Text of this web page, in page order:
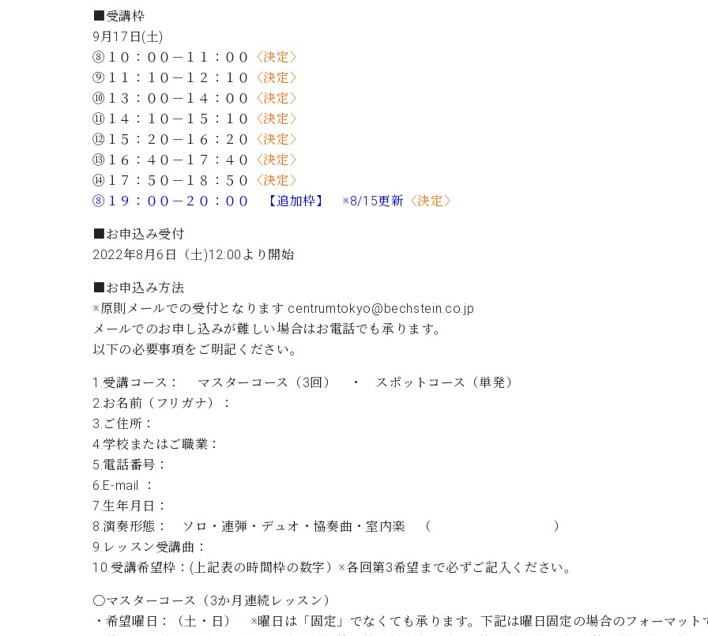
■受講枠
9月17日(土)
⑧１０：００－１１：００
〈決定〉
⑨１１：１０－１２：１０
〈決定〉
⑩１３：００－１４：００
〈決定〉
⑪１４：１０－１５：１０
〈決定〉
⑫１５：２０－１６：２０
〈決定〉
⑬１６：４０－１７：４０
〈決定〉
⑭１７：５０－１８：５０
〈決定〉
⑧１９：００－２０：００ 【追加枠】 ※8/15更新 〈決定〉
■お申込み受付
2022年8月6日（土)12:00より開始
■お申込み方法
※原則メールでの受付となります centrumtokyo@bechstein.co.jp
メールでのお申し込みが難しい場合はお電話でも承ります。
以下の必要事項をご明記ください。
1.受講コース： マスターコース（3回） ・ スポットコース（単発）
2.お名前（フリガナ）：
3.ご住所：
4.学校またはご職業：
5.電話番号：
6.E-mail ：
7.生年月日：
8.演奏形態： ソロ・連弾・デュオ・協奏曲・室内楽 （ ）
9.レッスン受講曲：
10.受講希望枠：(上記表の時間枠の数字）※各回第3希望まで必ずご記入ください。
〇マスターコース（3か月連続レッスン）
・希望曜日：（土・日） ※曜日は「固定」でなくても承ります。下記は曜日固定の場合のフォーマット